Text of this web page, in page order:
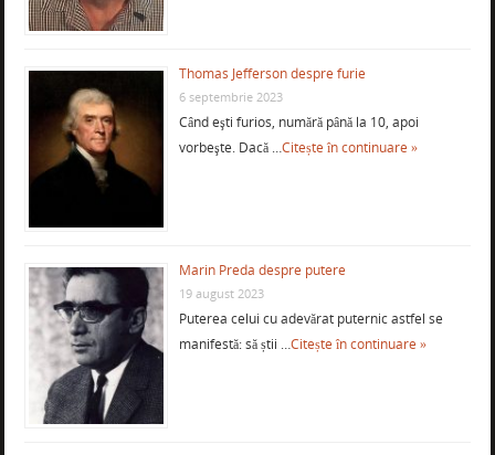
Thomas Jefferson despre furie
6 septembrie 2023
Când eşti furios, numără până la 10, apoi
vorbeşte. Dacă …Citește în continuare »
Marin Preda despre putere
19 august 2023
Puterea celui cu adevărat puternic astfel se
manifestă: să știi …Citește în continuare »